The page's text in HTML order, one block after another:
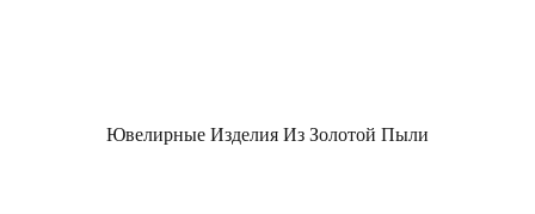
Ювелирные Изделия Из Золотой Пыли